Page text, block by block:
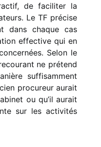
de faci­li­ter la
Le TF précise
dans chaque cas
effec­tive qui en
Selon le
ne prétend
suffi­sam­ment
procu­reur aurait
ou qu’il aurait
sur les acti­vi­tés